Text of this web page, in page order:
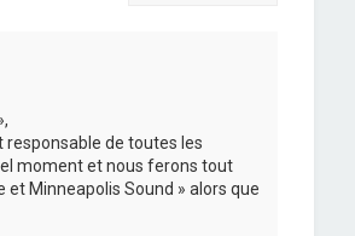
responsable de toutes les
moment et nous ferons tout
Minneapolis Sound » alors que